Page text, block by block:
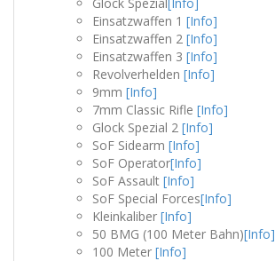
Einsatzwaffen 1 [Info]
Einsatzwaffen 2 [Info]
Einsatzwaffen 3 [Info]
Revolverhelden [Info]
9mm [Info]
7mm Classic Rifle [Info]
Glock Spezial 2 [Info]
SoF Sidearm [Info]
SoF Operator[Info]
SoF Assault [Info]
SoF Special Forces[Info]
Kleinkaliber [Info]
50 BMG (100 Meter Bahn)[Info]
100 Meter [Info]